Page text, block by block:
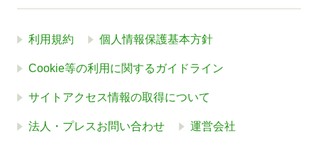
利用規約 個人情報保護基本方針
Cookie等の利用に関するガイドライン
サイトアクセス情報の取得について
法人・プレスお問い合わせ 運営会社